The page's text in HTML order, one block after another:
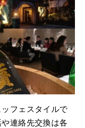
フェスタイルで
連絡先交換は各